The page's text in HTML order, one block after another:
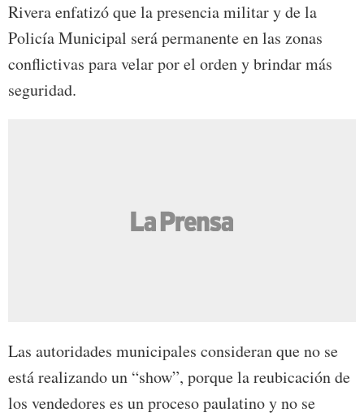
Rivera enfatizó que la presencia militar y de la
Policía Municipal será permanente en las zonas
conflictivas para velar por el orden y brindar más
seguridad.
Las autoridades municipales consideran que no se
está realizando un “show”, porque la reubicación de
los vendedores es un proceso paulatino y no se